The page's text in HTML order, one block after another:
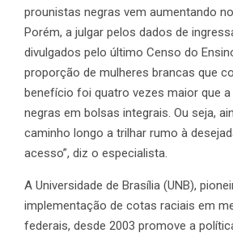
prounistas negras vem aumentando
Porém, a julgar pelos dados de
divulgados pelo último Censo do
proporção de mulheres brancas que
benefício foi quatro vezes maior que a
negras em bolsas integrais. Ou seja,
caminho longo a trilhar rumo à
acesso”, diz o especialista.
A Universidade de Brasília (UNB),
implementação de cotas raciais em
federais, desde 2003 promove a